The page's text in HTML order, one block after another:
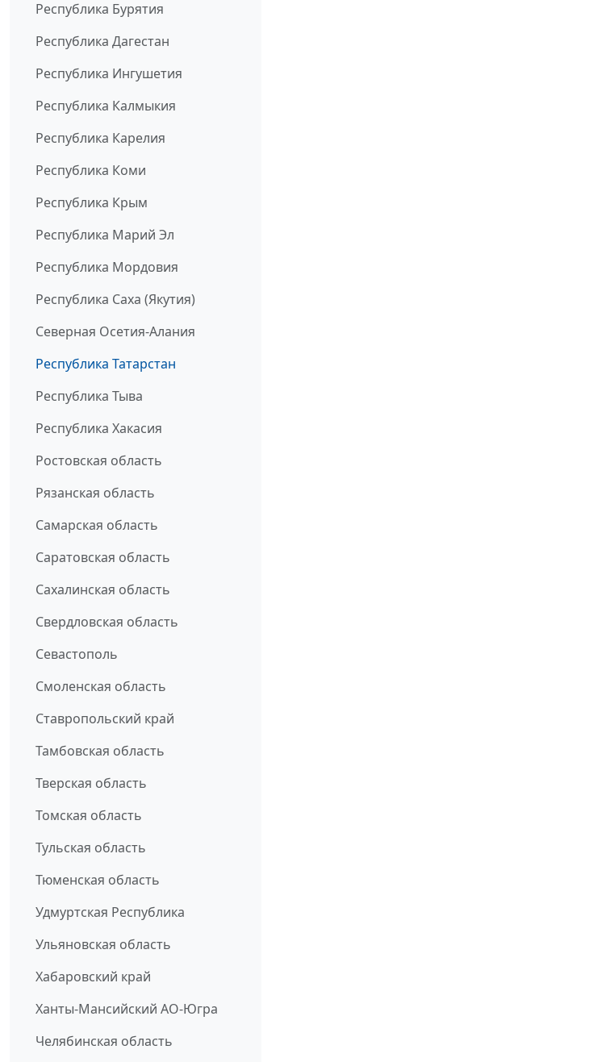
Республика Бурятия
Республика Дагестан
Республика Ингушетия
Республика Калмыкия
Республика Карелия
Республика Коми
Республика Крым
Республика Марий Эл
Республика Мордовия
Республика Саха (Якутия)
Северная Осетия-Алания
Республика Татарстан
Республика Тыва
Республика Хакасия
Ростовская область
Рязанская область
Самарская область
Саратовская область
Сахалинская область
Свердловская область
Севастополь
Смоленская область
Ставропольский край
Тамбовская область
Тверская область
Томская область
Тульская область
Тюменская область
Удмуртская Республика
Ульяновская область
Хабаровский край
Ханты-Мансийский АО-Югра
Челябинская область